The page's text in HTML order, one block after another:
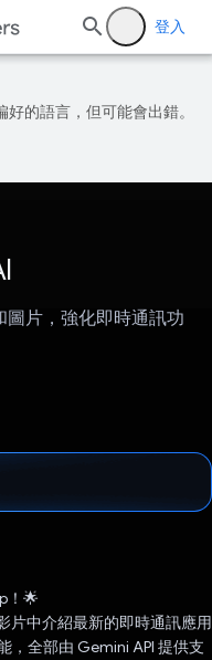
登入
的語言，但可能會出錯。
圖片，強化即時通訊功
！🌟
片中介紹最新的即時通訊應用
，全部由 Gemini API 提供支